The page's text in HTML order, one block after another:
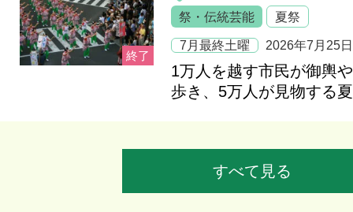
祭・伝統芸能
夏祭
7月最終土曜 2026年7月25日
1万人を越す市民が御輿
歩き、5万人が見物する
すべて見る